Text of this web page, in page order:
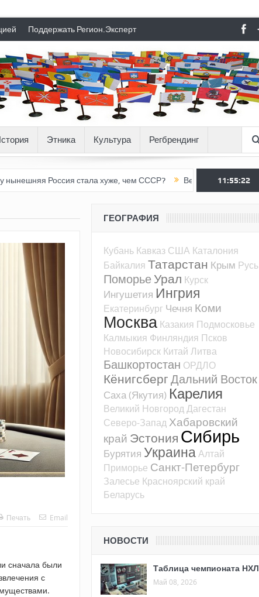
Поддержать Регион.Эксперт
Этника Культура Регбрендинг
Россия стала хуже, чем СССР? Вертикаль под давлением
11:55:23
Печать Email
сначала были
с
ГЕОГРАФИЯ
Кубань Кавказ США Каталония
Байкалия Татарстан Крым Русь
ПоморьеУрал Курск
Ингушетия Ингрия
Екатеринбург Чечня Коми
Москва Казакия Подмосковье
Калмыкия Финляндия Псков
Новосибирск Китай Литва
Башкортостан ОРДЛО
КёнигсбергДальний Восток
Саха (Якутия) Карелия
Великий НовгородДагестан
Северо-Запад Хабаровский
край Эстония Сибирь
Бурятия УкраинаАлтай
Приморье Санкт-Петербург
Залесье Красноярский край
Беларусь
НОВОСТИ
Таблица чемпионата НХЛ
Май 08, 2026